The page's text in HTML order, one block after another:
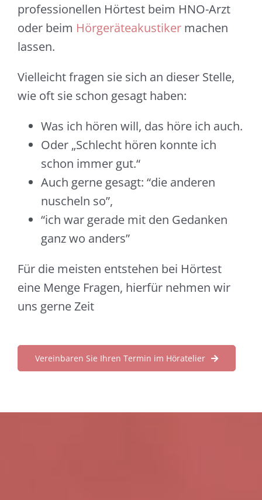
professionellen Hörtest beim HNO-Arzt
oder beim Hörgeräteakustikermachen
lassen.
Vielleicht fragen sie sich an dieser Stelle,
wie oft sie schon gesagt haben:
Was ich hören will, das höre ich auch.
Oder „Schlecht hören konnte ich
schon immer gut.“
Auch gerne gesagt: “die anderen
nuscheln so”,
“ich war gerade mit den Gedanken
ganz wo anders”
Für die meisten entstehen bei Hörtest
eine Menge Fragen, hierfür nehmen wir
uns gerne Zeit
Vereinbaren Sie Ihren Termin im Höratelier